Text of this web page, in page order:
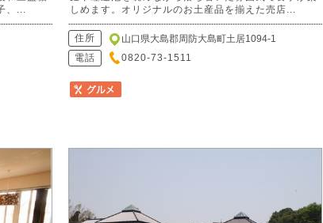
、...
しめます。オリジナルのお土産品を揃えた売店...
住所
山口県大島郡周防大島町土居1094-1
電話
0820-73-1511